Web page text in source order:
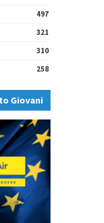
497
321
310
258
Giovani